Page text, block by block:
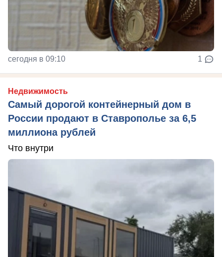
сегодня в 09:10 1
Недвижимость
Самый дорогой контейнерный дом в
России продают в Ставрополье за 6,5
миллиона рублей
Что внутри